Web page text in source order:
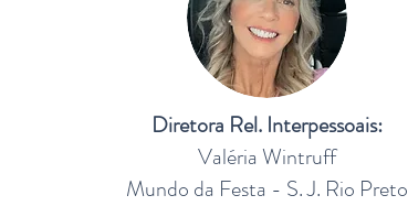
Diretora Rel. Interpessoais:
Valéria Wintruff
Mundo da Festa - S. J. Rio Preto